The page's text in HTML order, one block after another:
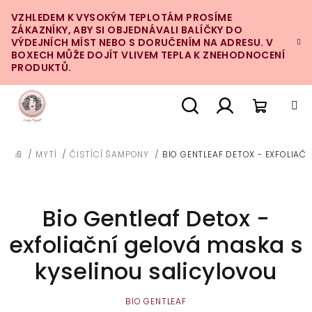
na
obsah
VZHLEDEM K VYSOKÝM TEPLOTÁM PROSÍME
ZÁKAZNÍKY, ABY SI OBJEDNÁVALI BALÍČKY DO
VÝDEJNÍCH MÍST NEBO S DORUČENÍM NA ADRESU. V
BOXECH MŮŽE DOJÍT VLIVEM TEPLA K ZNEHODNOCENÍ
PRODUKTŮ.
DOMŮ
/ MYTÍ / ČISTÍCÍ ŠAMPONY / BIO GENTLEAF DETOX -
Bio Gentleaf Detox -
exfoliační gelová maska s
kyselinou salicylovou
BIO GENTLEAF